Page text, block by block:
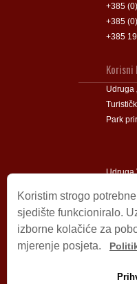
+385
+385
+385
Korisni
Udruga
Park
Udruga
© 2009
Koristim strogo
sjedište funkcioniralo.
izborne kolačiće za
mjerenje posjeta.